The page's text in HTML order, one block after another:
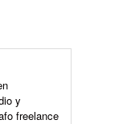
y
freelance